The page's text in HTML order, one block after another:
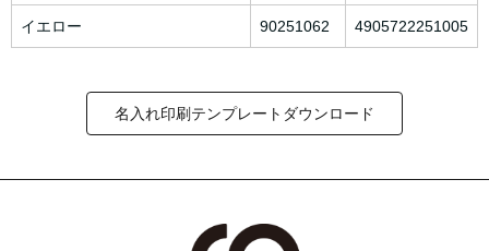
イエロー 90251062 4905722251005
名入れ印刷テンプレートダウンロード